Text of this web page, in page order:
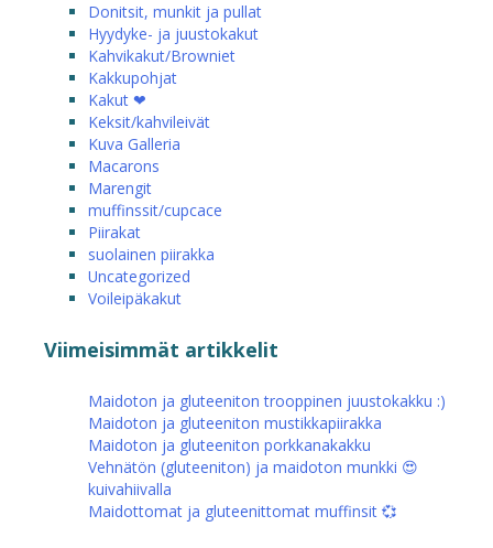
Donitsit, munkit ja pullat
Hyydyke- ja juustokakut
Kahvikakut/Browniet
Kakkupohjat
Kakut ❤
Keksit/kahvileivät
Kuva Galleria
Macarons
Marengit
muffinssit/cupcace
Piirakat
suolainen piirakka
Uncategorized
Voileipäkakut
Viimeisimmät artikkelit
Maidoton ja gluteeniton trooppinen juustokakku :)
Maidoton ja gluteeniton mustikkapiirakka
Maidoton ja gluteeniton porkkanakakku
Vehnätön (gluteeniton) ja maidoton munkki 😍
kuivahiivalla
Maidottomat ja gluteenittomat muffinsit 💞